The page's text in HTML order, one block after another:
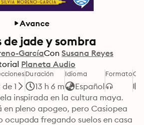
Avance
de jade y sombra
GarcíaCon Susana Reyes
Planeta Audio
de 1
Duración
13 h 6 m
Idioma
Español
Formato
inspirada en la cultura maya.
en pleno apogeo, pero Casiopea
ocupada fregando suelos en casa